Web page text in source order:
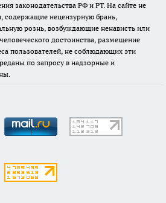
законодательства РФ и РТ. На сайте не
содержащие нецензурную брань,
рознь, возбуждающие ненависть или
достоинства, размещение
пользователей, не соблюдающих эти
по запросу в надзорные и